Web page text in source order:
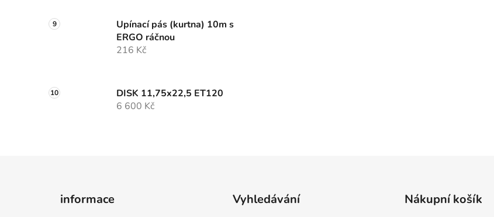
Upínací pás (kurtna) 10m s
ERGO ráčnou
216 Kč
DISK 11,75x22,5 ET120
6 600 Kč
informace Vyhledávání Nákupní košík